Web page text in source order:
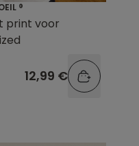
®
print voor
12,99 €